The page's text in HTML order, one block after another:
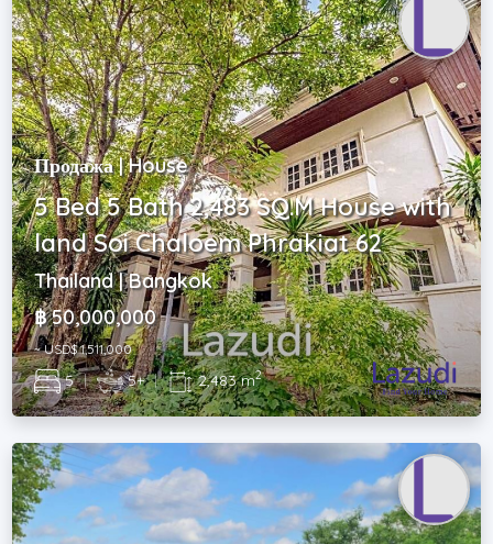
Продажа | House
5 Bed 5 Bath 2,483 SQ.M House with
land Soi Chaloem Phrakiat 62
Thailand | Bangkok
฿ 50,000,000
~ USD$ 1,511,000
5 | 5+ | 2,483 m2